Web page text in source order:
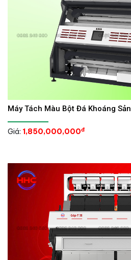
Máy Tách Màu Bột Đá Khoáng Sản
Giá: 1,850,000,000đ